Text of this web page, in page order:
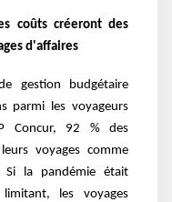
coûts créeront des
d'affaires
gestion budgétaire
parmi les voyageurs
Concur, 92 % des
voyages comme
Si la pandémie était
les voyages